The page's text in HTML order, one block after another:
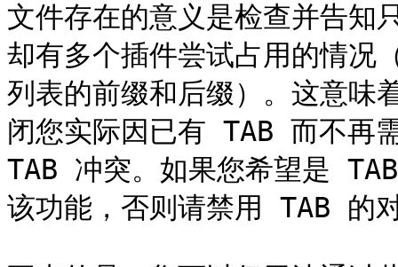
文件存在的意义是检查并告
却有多个插件尝试占用的情况
列表的前缀和后缀）。这意味
闭您实际因已有 TAB 而不再
TAB 冲突。如果您希望是
该功能，否则请禁用 TAB 的